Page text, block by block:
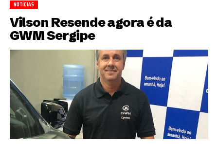
NOTÍCIAS
Vilson Resende agora é da
GWM Sergipe